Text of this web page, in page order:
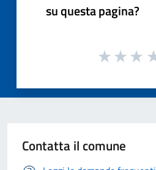
su questa pagina?
Contatta il comune